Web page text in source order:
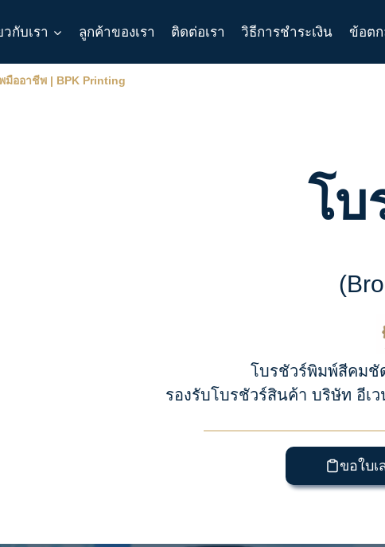
วกับเรา ลูกค้าของเรา ติดต่อเรา วิธีการชำระเงิน ข้อตก
ออาชีพ | BPK Printing
โบ
โบรชัวร์พิมพ์สีคมชั
รองรับโบรชัวร์สินค้า บริษัท อีเ
ขอใบ